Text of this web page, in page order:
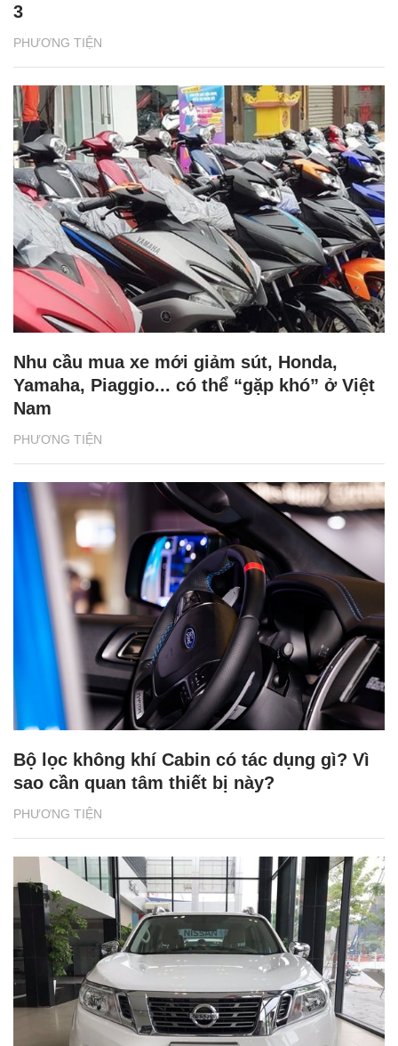
PHƯƠNG TIỆN
3
PHƯƠNG TIỆN
Nhu cầu mua xe mới giảm sút, Honda,
Yamaha, Piaggio... có thể “gặp khó” ở Việt
Nam
PHƯƠNG TIỆN
Bộ lọc không khí Cabin có tác dụng gì? Vì
sao cần quan tâm thiết bị này?